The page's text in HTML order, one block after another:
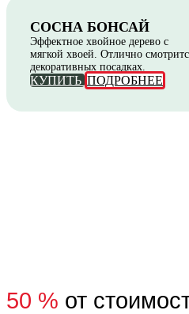
50 % от
СОСНА БОНСАЙ
Эффектное хвойное дерево с
мягкой хвоей. Отлично
декоративных посадках.
КУПИТЬ ПОДРОБНЕЕ